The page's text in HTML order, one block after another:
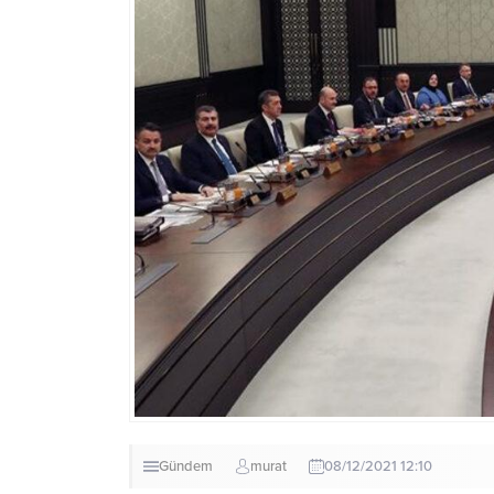
Gündem murat 08/12/2021 12:10